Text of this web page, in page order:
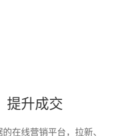
提升成交
在线营销平台，拉新、